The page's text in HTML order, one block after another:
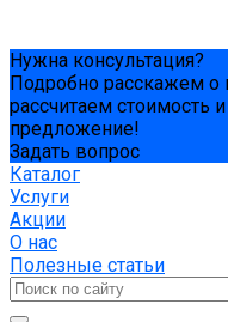
Нужна консультация?
Подробно расскажем о
рассчитаем стоимость
предложение!
Задать вопрос
Каталог
Услуги
Акции
О нас
Полезные статьи